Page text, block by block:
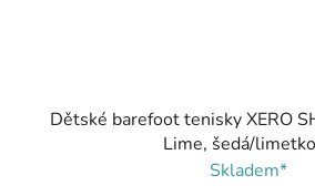
Dětské barefoot tenisky XERO
Lime, šedá/
Skladem*